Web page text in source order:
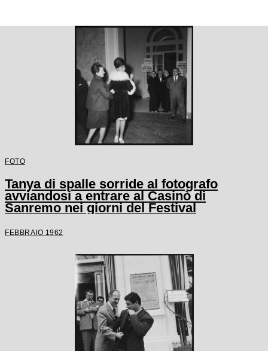
FOTO
Tanya di spalle sorride al fotografo
avviandosi a entrare al Casinò di
Sanremo nei giorni del Festival
FEBBRAIO 1962